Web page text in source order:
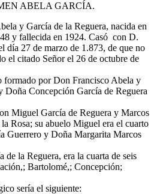
ABELA GARCÍA.
y García de la Reguera, nacida en
y fallecida en 1924. Casó con D.
27 de marzo de 1.873, de que no
el citado Señor el 26 de octubre de
formado por Don Francisco Abela y
Concepción García de Reguera
Miguel García de Reguera y Marcos
Rosa; su abuelo Miguel era el cuarto
Guerrero y Doña Margarita Marcos
de la Reguera, era la cuarta de seis
Bartolomé,; Concepción;
sería el siguiente: